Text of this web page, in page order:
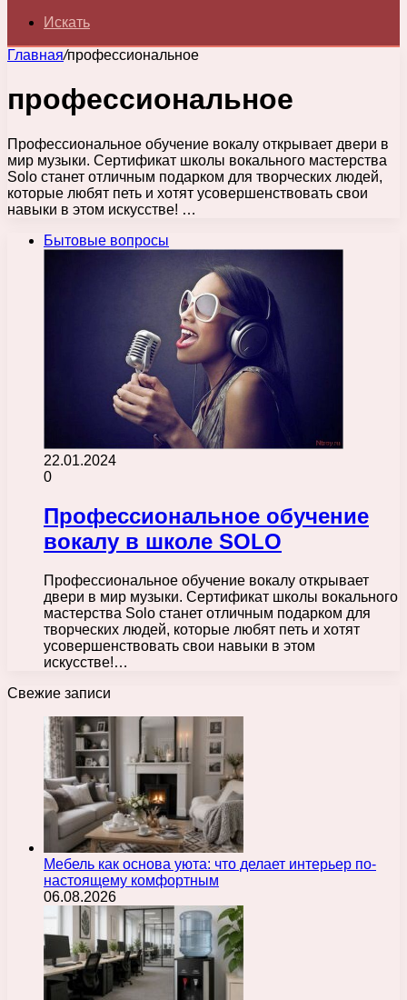
Искать
Главная/профессиональное
профессиональное
Профессиональное обучение вокалу открывает двери в
мир музыки. Сертификат школы вокального мастерства
Solo станет отличным подарком для творческих людей,
которые любят петь и хотят усовершенствовать свои
навыки в этом искусстве! …
Бытовые вопросы
22.01.2024
0
Профессиональное обучение
вокалу в школе SOLO
Профессиональное обучение вокалу открывает
двери в мир музыки. Сертификат школы вокального
мастерства Solo станет отличным подарком для
творческих людей, которые любят петь и хотят
усовершенствовать свои навыки в этом
искусстве!…
Свежие записи
Мебель как основа уюта: что делает интерьер по-
настоящему комфортным
06.08.2026